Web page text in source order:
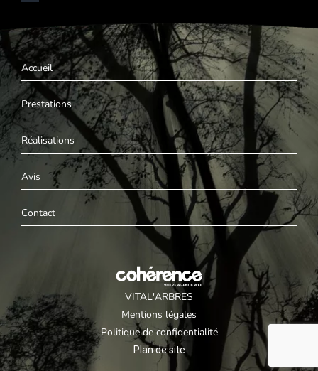
Accueil
Prestations
Réalisations
Avis
Contact
VITAL'ARBRES
Mentions légales
Politique de confidentialité
Plan de site